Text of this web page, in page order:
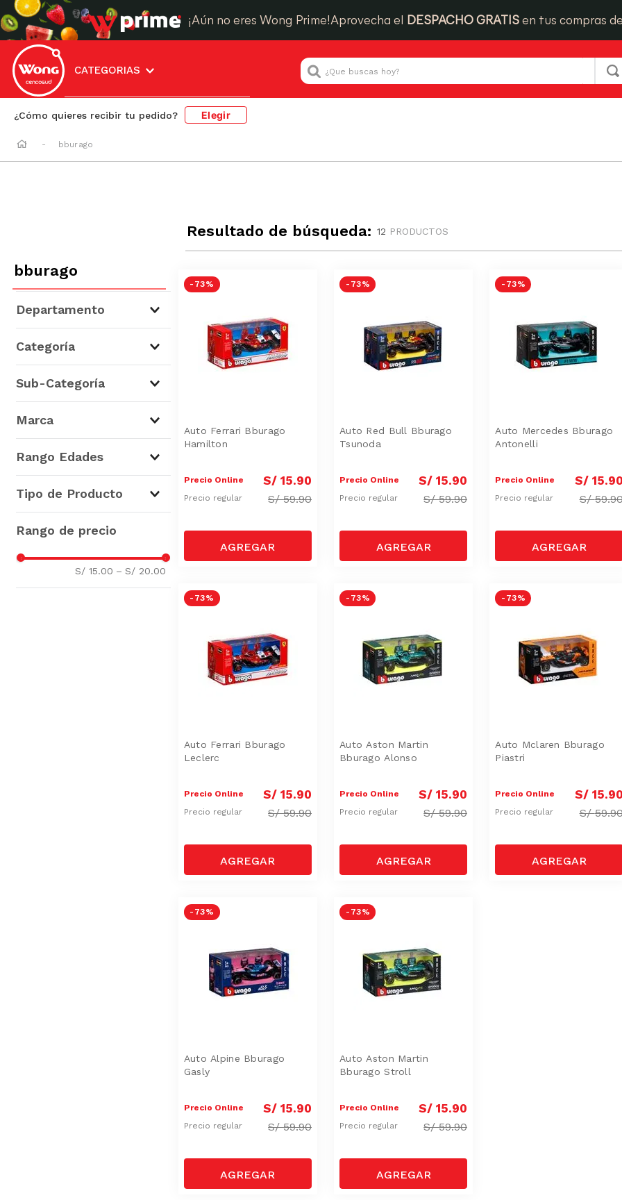
¡Aún no eres Wong Prime!Aprovecha el DESPACHO GRATIS en tus compras
CATEGORIAS
¿Que buscas hoy?
¿Cómo quieres recibir tu pedido? Elegir
bburago
Resultado de búsqueda: 12 PRODUCTOS
bburago
Departamento
Categoría
Sub-Categoría
Marca
Rango Edades
Tipo de Producto
S/ 15.00 – S/ 20.00
- 73 %
Auto Ferrari Bburago
Hamilton
Precio Online S/ 15.90
Precio regular S/59.90
- 73 %
Auto Red Bull Bburago
Tsunoda
Precio Online S/ 15.90
Precio regular S/59.90
- 73 %
Auto Mercedes Bburago
Antonelli
Precio Online S/ 15.90
Precio regular S/
- 73 %
Auto Ferrari Bburago
Leclerc
Precio Online S/ 15.90
Precio regular S/59.90
- 73 %
Auto Aston Martin
Bburago Alonso
Precio Online S/ 15.90
Precio regular S/59.90
- 73 %
Auto Mclaren Bburago
Piastri
Precio Online S/ 15.90
Precio regular S/
- 73 %
Auto Alpine Bburago
Gasly
Precio Online S/ 15.90
Precio regular S/59.90
- 73 %
Auto Aston Martin
Bburago Stroll
Precio Online S/ 15.90
Precio regular S/59.90